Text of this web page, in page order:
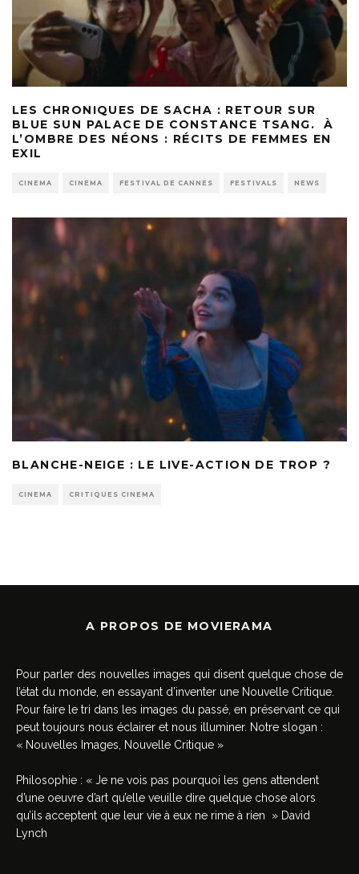
LES CHRONIQUES DE SACHA : RETOUR SUR
BLUE SUN PALACE DE CONSTANCE TSANG. À
L’OMBRE DES NÉONS : RÉCITS DE FEMMES EN
EXIL
CINEMA CINEMA FESTIVAL DE CANNES FESTIVALS NEWS
BLANCHE-NEIGE : LE LIVE-ACTION DE TROP ?
CINEMA CRITIQUES CINEMA
A PROPOS DE MOVIERAMA
Pour parler des nouvelles images qui disent quelque chose de
l’état du monde, en essayant d’inventer une Nouvelle Critique.
Pour faire le tri dans les images du passé, en préservant ce qui
peut toujours nous éclairer et nous illuminer. Notre slogan :
« Nouvelles Images, Nouvelle Critique »
Philosophie : « Je ne vois pas pourquoi les gens attendent
d’une oeuvre d’art qu’elle veuille dire quelque chose alors
qu’ils acceptent que leur vie à eux ne rime à rien » David
Lynch